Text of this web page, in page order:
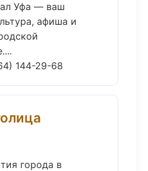
Уфа — ваш
афиша и
144-29-68
города в